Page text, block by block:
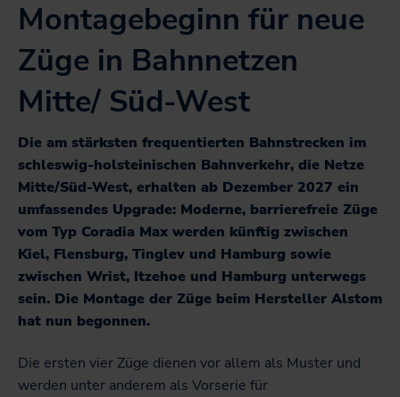
Montagebeginn für neue
Züge in Bahnnetzen
Mitte/ Süd-West
Die am stärksten frequentierten Bahnstrecken im
schleswig-holsteinischen Bahnverkehr, die Netze
Mitte/Süd-West, erhalten ab Dezember 2027 ein
umfassendes Upgrade: Moderne, barrierefreie Züge
vom Typ Coradia Max werden künftig zwischen
Kiel, Flensburg, Tinglev und Hamburg sowie
zwischen Wrist, Itzehoe und Hamburg unterwegs
sein. Die Montage der Züge beim Hersteller Alstom
hat nun begonnen.
Die ersten vier Züge dienen vor allem als Muster und
werden unter anderem als Vorserie für